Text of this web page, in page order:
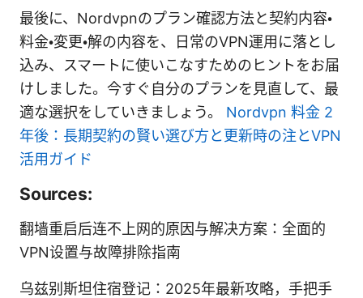
最後に、Nordvpnのプラン確認方法と契約内容・
料金・変更・解の内容を、日常のVPN運用に落とし
込み、スマートに使いこなすためのヒントをお届
けしました。今すぐ自分のプランを見直して、最
適な選択をしていきましょう。 Nordvpn 料金 2
年後：長期契約の賢い選び方と更新時の注とVPN
活用ガイド
Sources:
翻墙重启后连不上网的原因与解决方案：全面的
VPN设置与故障排除指南
乌兹别斯坦住宿登记：2025年最新攻略，手把手